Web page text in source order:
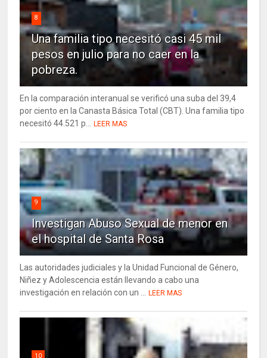
8
Una familia tipo necesitó casi 45 mil
pesos en julio para no caer en la
pobreza.
En la comparación interanual se verificó una suba del 39,4
por ciento en la Canasta Básica Total (CBT). Una familia tipo
necesitó 44.521 p... LEER MAS
9
Investigan Abuso Sexual de menor en
el hospital de Santa Rosa
Las autoridades judiciales y la Unidad Funcional de Género,
Niñez y Adolescencia están llevando a cabo una
investigación en relación con un ... LEER MAS
10